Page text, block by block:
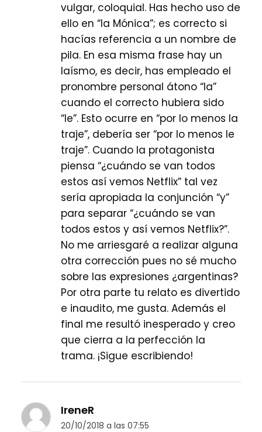
vulgar, coloquial. Has hecho uso de
ello en “la Mónica”; es correcto si
hacías referencia a un nombre de
pila. En esa misma frase hay un
laísmo, es decir, has empleado el
pronombre personal átono “la”
cuando el correcto hubiera sido
“le”. Esto ocurre en “por lo menos la
traje”, debería ser “por lo menos le
traje”. Cuando la protagonista
piensa “¿cuándo se van todos
estos así vemos Netflix” tal vez
sería apropiada la conjunción “y”
para separar “¿cuándo se van
todos estos y así vemos Netflix?”.
No me arriesgaré a realizar alguna
otra corrección pues no sé mucho
sobre las expresiones ¿argentinas?
Por otra parte tu relato es divertido
e inaudito, me gusta. Además el
final me resultó inesperado y creo
que cierra a la perfección la
trama. ¡Sigue escribiendo!
IreneR
20/10/2018 a las 07:55